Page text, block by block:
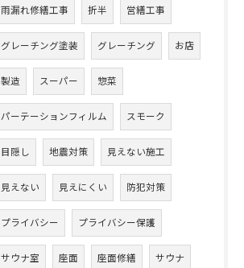
雨漏れ修繕工事 折半 営繕工事
グレーチング塗装 グレーチング お店
製造 スーパー 惣菜
パーテーションフィルム スモーク
目隠し 地震対策 見えない施工
見えない 見えにくい 防犯対策
プライバシー プライバシー保護
サウナ室 座面 座面修繕 サウナ